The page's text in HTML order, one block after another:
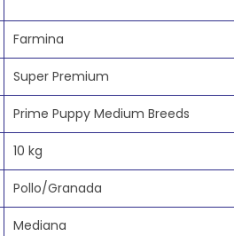
Farmina
Super Premium
Prime Puppy Medium Breeds
10 kg
Pollo/Granada
Mediana